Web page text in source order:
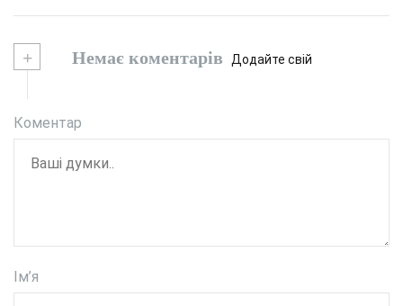
+ Немає коментарів Додайте свій
Коментар
Ім’я